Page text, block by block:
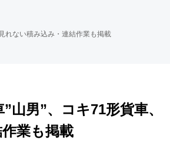
れない積み込み・連結作業も掲載
山男”、コキ71形貨車、
業も掲載